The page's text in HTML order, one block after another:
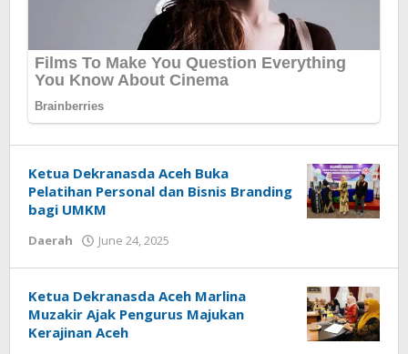
Ketua Dekranasda Aceh Buka
Pelatihan Personal dan Bisnis Branding
bagi UMKM
Daerah June 24, 2025
Musa
Ketua Dekranasda Aceh Marlina
Muzakir Ajak Pengurus Majukan
Kerajinan Aceh